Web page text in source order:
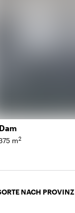
90 Personen
m2
NACH PROVINZ